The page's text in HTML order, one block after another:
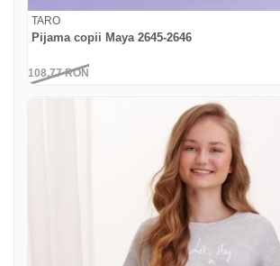
TARO
Pijama copii Maya 2645-2646
108,77RON